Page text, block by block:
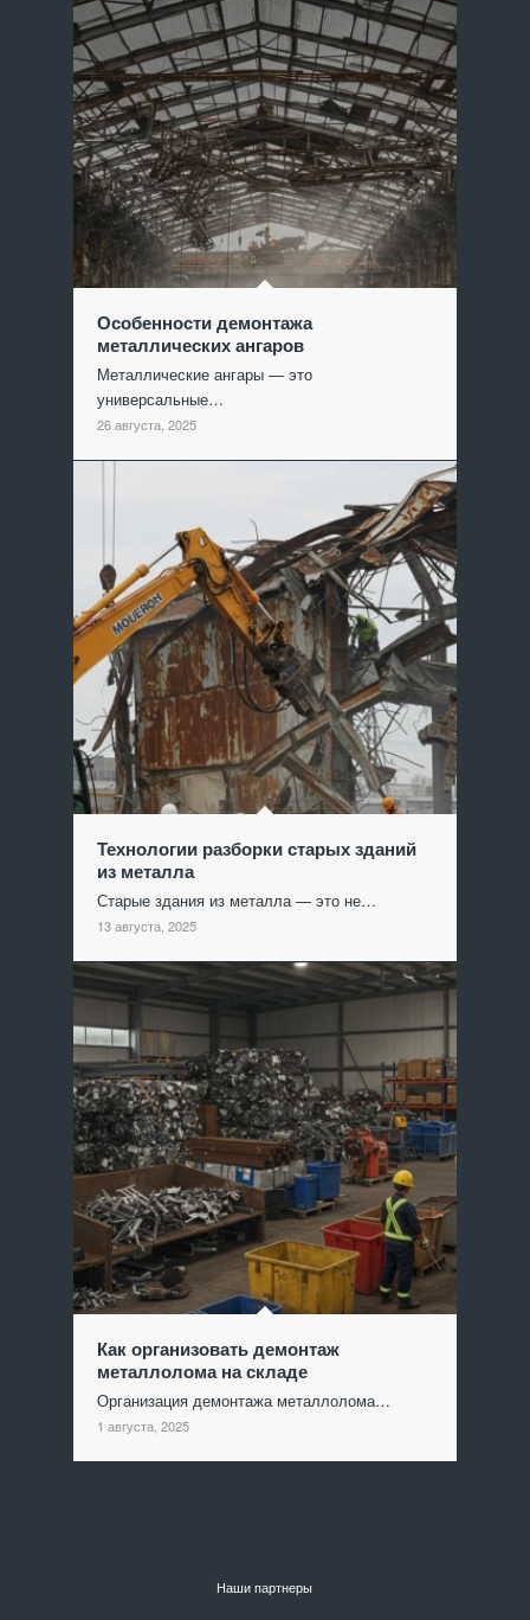
Особенности демонтажа
металлических ангаров
Металлические ангары — это
универсальные…
26 августа, 2025
Технологии разборки старых зданий
из металла
Старые здания из металла — это не…
13 августа, 2025
Как организовать демонтаж
металлолома на складе
Организация демонтажа металлолома…
1 августа, 2025
Наши партнеры